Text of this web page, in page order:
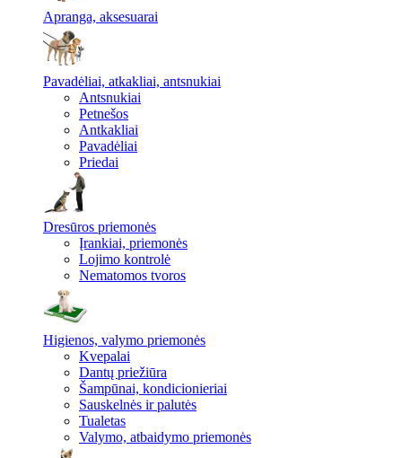
Apranga, aksesuarai
Pavadėliai, atkakliai, antsnukiai
Antsnukiai
Petnešos
Antkakliai
Pavadėliai
Priedai
Dresūros priemonės
Įrankiai, priemonės
Lojimo kontrolė
Nematomos tvoros
Higienos, valymo priemonės
Kvepalai
Dantų priežiūra
Šampūnai, kondicionieriai
Sauskelnės ir palutės
Tualetas
Valymo, atbaidymo priemonės